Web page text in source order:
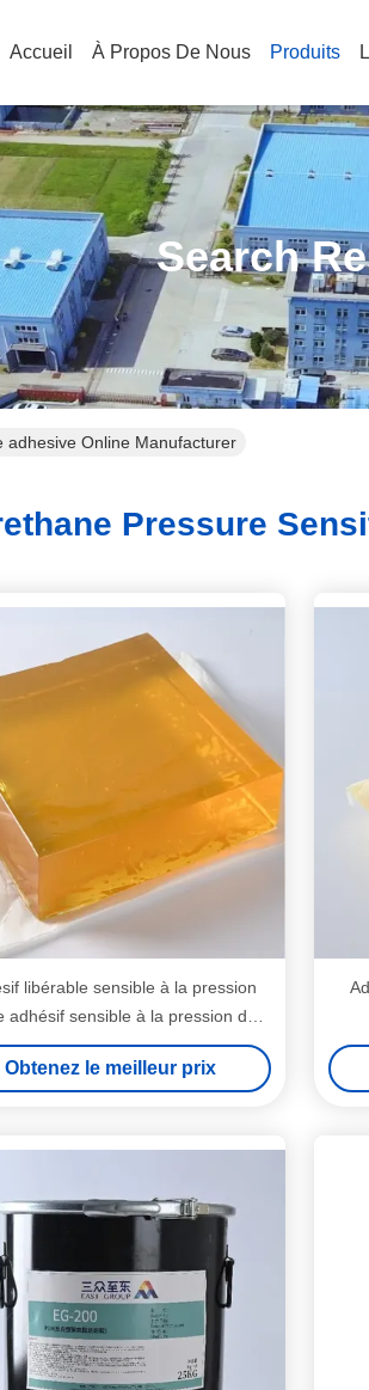
Accueil À Propos De Nous Produits
Search
adhesive Online Manufacturer
Pressure
libérable sensible à la pression
adhésif sensible à la pression de
polyuréthane
Obtenez le meilleur prix